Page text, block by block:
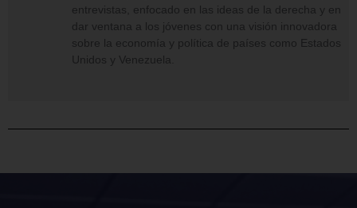
entrevistas, enfocado en las ideas de la derecha y en
dar ventana a los jóvenes con una visión innovadora
sobre la economía y política de países como Estados
Unidos y Venezuela.